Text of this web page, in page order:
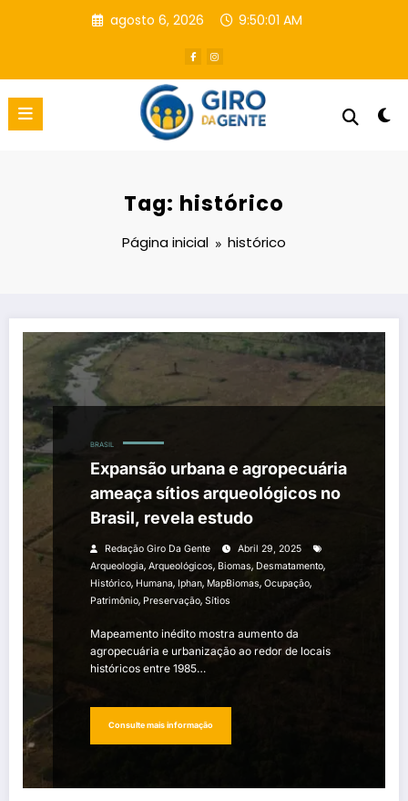
agosto 6, 2026 9:50:02 AM
Tag: histórico
Página inicial histórico
BRASIL
Expansão urbana e agropecuária
ameaça sítios arqueológicos no
Brasil, revela estudo
Redação Giro Da Gente
Abril 29, 2025
Arqueologia, Arqueológicos, Biomas, Desmatamento,
Histórico, Humana, Iphan, MapBiomas, Ocupação,
Patrimônio, Preservação, Sítios
Mapeamento inédito mostra aumento da
agropecuária e urbanização ao redor de locais
históricos entre 1985…
Consulte mais informação